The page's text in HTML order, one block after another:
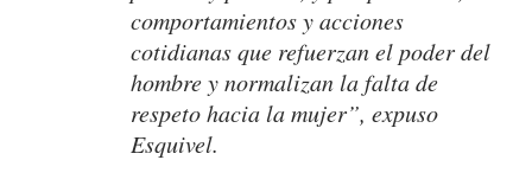
comportamientos y acciones
cotidianas que refuerzan el poder del
hombre y normalizan la falta de
respeto hacia la mujer”, expuso
Esquivel.